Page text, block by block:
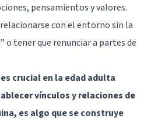
pensamientos y valores.
con el entorno sin la
o tener que renunciar a partes de
crucial en la edad adulta
vínculos y relaciones de
es algo que se construye